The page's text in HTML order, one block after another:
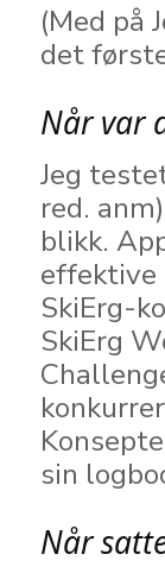
(Med på
det
Når var
Jeg
red.
blikk.
effektive
SkiErg-
SkiErg
sin
Når